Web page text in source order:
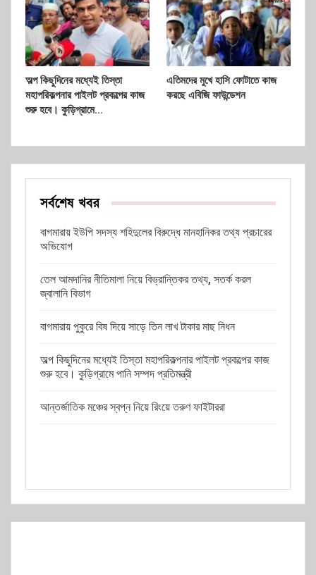
অল্প কিছুদিনের মধ্যেই তিস্তা
মহাপরিকল্পনার পাইলট প্রকল্পের কাজ
শুরু হবে। কুড়িগ্রামে…
এতিমদের মুখে হাসি ফোটাতে কাজ
করছে এবিজি ফাউন্ডেশন
সর্বশেষ খবর
বাগমারায় ইউপি সদস্য শহিদুলের বিরুদ্ধে মানহানিকর তথ্য প্রচারের
অভিযোগ
তেল আমদানির নীতিমালা নিয়ে বিভ্রান্তিকর তথ্য, সতর্ক করল
জ্বালানি বিভাগ
বাগমারায় পুকুরে বিষ দিয়ে সাড়ে তিন লাখ টাকার মাছ নিধন
অল্প কিছুদিনের মধ্যেই তিস্তা মহাপরিকল্পনার পাইলট প্রকল্পের কাজ
শুরু হবে। কুড়িগ্রামে পানি সম্পদ প্রতিমন্ত্রী
আন্তর্জাতিক মঞ্চের স্বপ্ন নিয়ে রিংয়ে তরুণ ফাইটাররা